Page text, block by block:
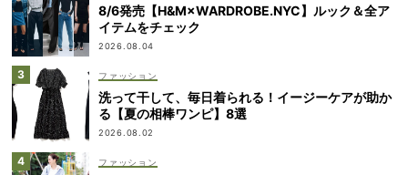
8/6発売【H&M×WARDROBE.NYC】ルック＆全ア
イテムをチェック
2026.08.04
ファッション
洗って干して、毎日着られる！イージーケアが助か
る【夏の相棒ワンピ】8選
2026.08.02
ファッション